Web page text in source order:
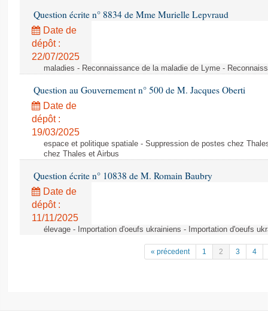
Question écrite n° 8834 de Mme Murielle Lepvraud
Date de
dépôt :
22/07/2025
maladies - Reconnaissance de la maladie de Lyme -
Question au Gouvernement n° 500 de M. Jacques Oberti
Date de
dépôt :
19/03/2025
espace et politique spatiale - Suppression de postes chez
chez Thales et Airbus
Question écrite n° 10838 de M. Romain Baubry
Date de
dépôt :
11/11/2025
élevage - Importation d'oeufs ukrainiens - Importation d'oeufs
« précedent 1 2 3 4